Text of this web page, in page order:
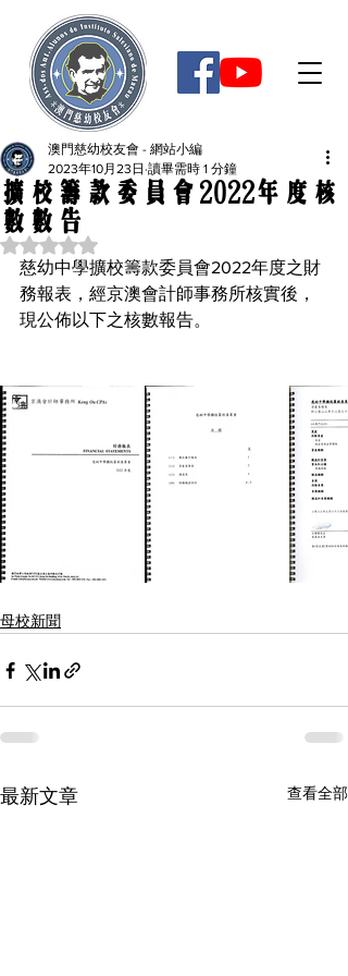
擴校籌款委員會2022年度核
數數告
澳門慈幼校友會 - 網站小編
2023年10月23日 讀畢需時 1 分鐘
評等為 NaN（最高為 5 顆星）。
慈幼中學擴校籌款委員會2022年度之財
務報表，經京澳會計師事務所核實後，
現公佈以下之核數報告。
母校新聞
最新文章 查看全部